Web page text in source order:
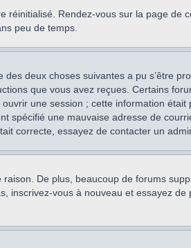
réinitialisé. Rendez-vous sur la page de
peu de temps.
deux choses suivantes a pu s’être
que vous avez reçues. Certains
une session ; cette information
spécifié une mauvaise adresse de
correcte, essayez de contacter un
De plus, beaucoup de forums
vous à nouveau et essayez